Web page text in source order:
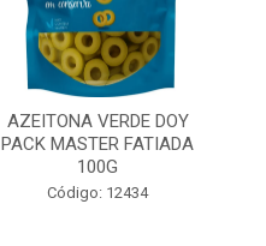
AZEITONA VERDE DOY
PACK MASTER FATIADA
100G
Código: 12434